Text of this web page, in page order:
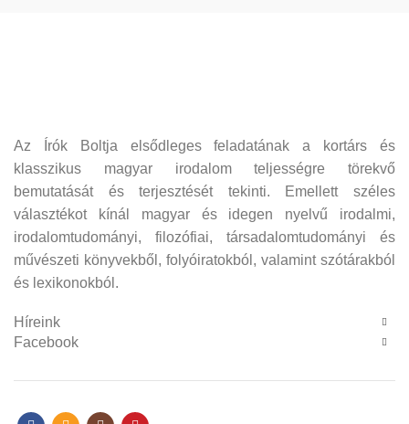
Az Írók Boltja elsődleges feladatának a kortárs és
klasszikus magyar irodalom teljességre törekvő
bemutatását és terjesztését tekinti. Emellett széles
választékot kínál magyar és idegen nyelvű irodalmi,
irodalomtudományi, filozófiai, társadalomtudományi és
művészeti könyvekből, folyóiratokból, valamint szótárakból
és lexikonokból.
Híreink
Facebook